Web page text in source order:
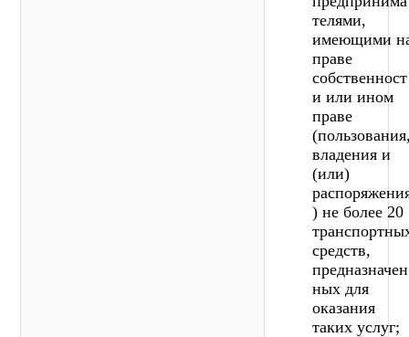
телями,
имеющими
праве
собственност
и или ином
праве
владения и
(или)
) не более 20
средств,
предназначен
ных для
оказания
таких услуг;